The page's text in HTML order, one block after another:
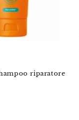
riparatore